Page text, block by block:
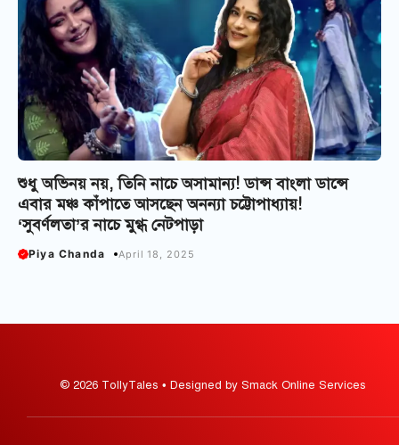
শুধু অভিনয় নয়, তিনি নাচে অসামান্য! ডান্স বাংলা ডান্সে
এবার মঞ্চ কাঁপাতে আসছেন অনন্যা চট্টোপাধ্যায়!
‘সুবর্ণলতা’র নাচে মুগ্ধ নেটপাড়া
Piya Chanda April 18, 2025
© 2026 TollyTales • Designed by Smack Online Services